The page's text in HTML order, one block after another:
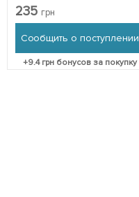
235 грн
Сообщить о поступлении
+9.4грн бонусов за покупку